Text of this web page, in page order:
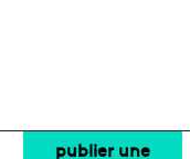
publier une